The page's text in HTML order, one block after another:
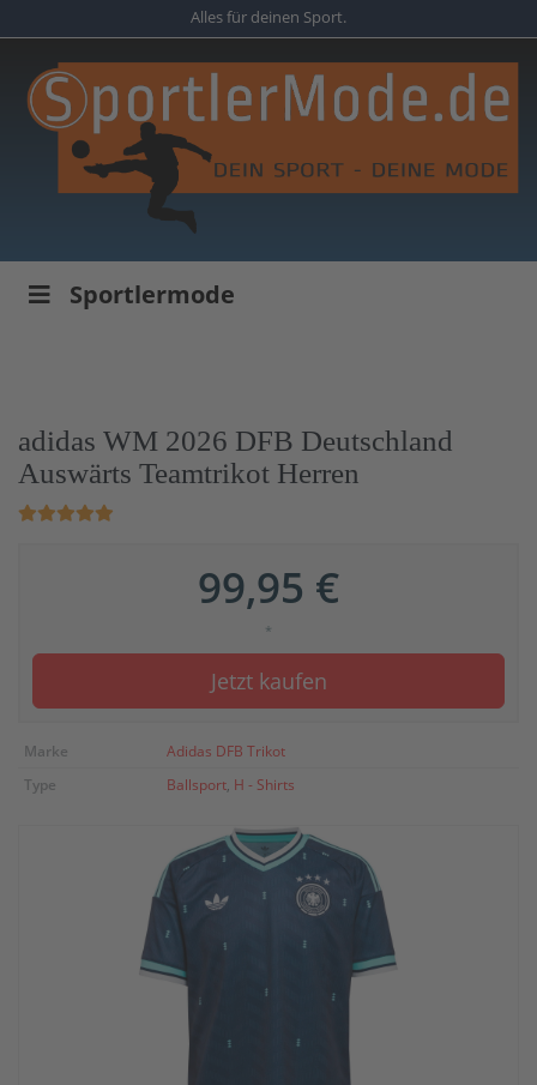
to
content
Alles für deinen Sport.
Sportlermode
adidas WM 2026 DFB Deutschland
Auswärts Teamtrikot Herren
99,95 €
*
Jetzt kaufen
Marke
Adidas DFB Trikot
Type
Ballsport, H - Shirts